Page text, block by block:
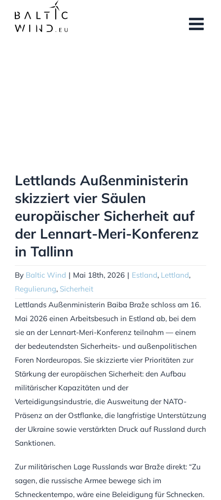
content
Lettlands Außenministerin
skizziert vier Säulen
europäischer Sicherheit auf
der Lennart-Meri-Konferenz
in Tallinn
By Baltic Wind | Mai 18th, 2026 | Estland, Lettland,
Regulierung, Sicherheit
Lettlands Außenministerin Baiba Braže schloss am 16.
Mai 2026 einen Arbeitsbesuch in Estland ab, bei dem
sie an der Lennart-Meri-Konferenz teilnahm — einem
der bedeutendsten Sicherheits- und außenpolitischen
Foren Nordeuropas. Sie skizzierte vier Prioritäten zur
Stärkung der europäischen Sicherheit: den Aufbau
militärischer Kapazitäten und der
Verteidigungsindustrie, die Ausweitung der NATO-
Präsenz an der Ostflanke, die langfristige Unterstützung
der Ukraine sowie verstärkten Druck auf Russland durch
Sanktionen.
Zur militärischen Lage Russlands war Braže direkt: “Zu
sagen, die russische Armee bewege sich im
Schneckentempo, wäre eine Beleidigung für Schnecken.